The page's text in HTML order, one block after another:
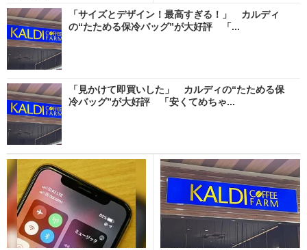
「サイズとデザイン！最高すぎる！」 カルディ
の“たためる保冷バッグ”が大好評 「...
「見かけて即買いした」 カルディの“たためる保
冷バッグ”が大好評 「安くてめちゃ...